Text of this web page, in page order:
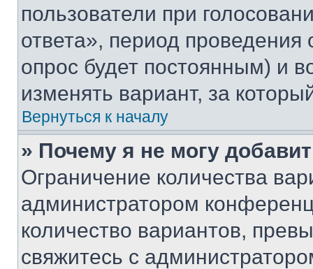
пользователи при
ответа», период проведения
опрос будет постоянным) и
изменять вариант, за
Вернуться к началу
» Почему я не могу
Ограничение количества
администратором
количество вариантов,
свяжитесь с